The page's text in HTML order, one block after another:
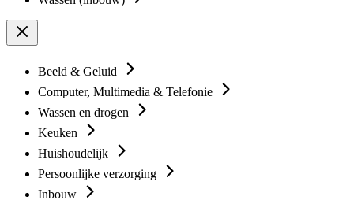
Beeld & Geluid
Computer, Multimedia & Telefonie
Wassen en drogen
Keuken
Huishoudelijk
Persoonlijke verzorging
Inbouw